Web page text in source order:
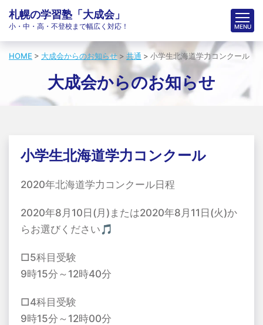
札幌の学習塾「大成会」
小・中・高・不登校まで幅広く対応！
HOME > 大成会からのお知らせ > 共通 > 小学生北海道学力コンクール
大成会からのお知らせ
小学生北海道学力コンクール
2020年北海道学力コンクール日程
2020年8月10日(月)または2020年8月11日(火)か
らお選びください🎵
□5科目受験
9時15分～12時40分
□4科目受験
9時15分～12時00分